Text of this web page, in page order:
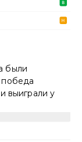
были
победа
выиграли у